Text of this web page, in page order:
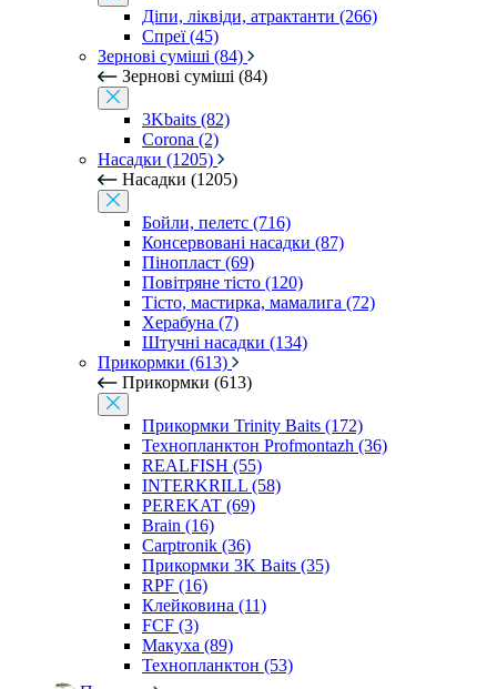
Діпи, ліквіди, атрактанти (266)
Спреї (45)
Зернові суміші (84)
Зернові суміші (84)
3Kbaits (82)
Corona (2)
Насадки (1205)
Насадки (1205)
Бойли, пелетс (716)
Консервовані насадки (87)
Пінопласт (69)
Повітряне тісто (120)
Тісто, мастирка, мамалига (72)
Херабуна (7)
Штучні насадки (134)
Прикормки (613)
Прикормки (613)
Прикормки Trinity Baits (172)
Технопланктон Profmontazh (36)
REALFISH (55)
INTERKRILL (58)
PEREKAT (69)
Brain (16)
Carptronik (36)
Прикормки 3K Baits (35)
RPF (16)
Клейковина (11)
FCF (3)
Макуха (89)
Технопланктон (53)